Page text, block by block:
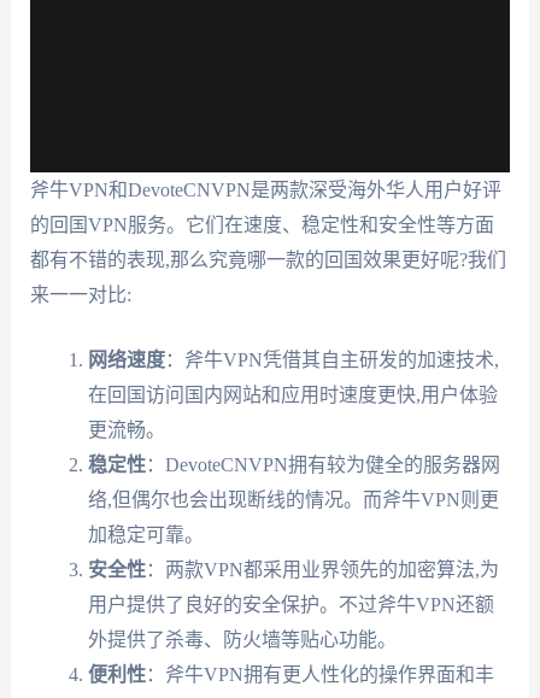
斧牛VPN和DevoteCNVPN是两款深受海外华人用户好评
的回国VPN服务。它们在速度、稳定性和安全性等方面
都有不错的表现,那么究竟哪一款的回国效果更好呢?我们
来一一对比:
网络速度：斧牛VPN凭借其自主研发的加速技术,
在回国访问国内网站和应用时速度更快,用户体验
更流畅。
稳定性：DevoteCNVPN拥有较为健全的服务器网
络,但偶尔也会出现断线的情况。而斧牛VPN则更
加稳定可靠。
安全性：两款VPN都采用业界领先的加密算法,为
用户提供了良好的安全保护。不过斧牛VPN还额
外提供了杀毒、防火墙等贴心功能。
便利性：斧牛VPN拥有更人性化的操作界面和丰